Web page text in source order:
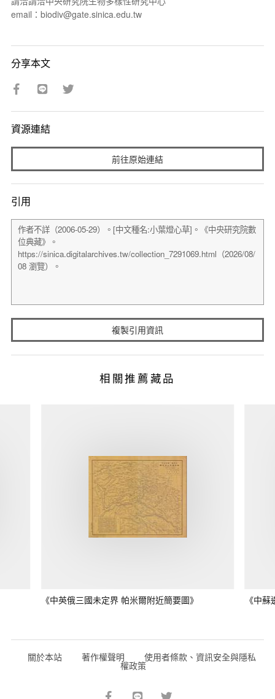
email：biodiv@gate.sinica.edu.tw
分享本文
資源連結
前往原始連結
引用
複製引用資訊
相關推薦藏品
《中英俄三國未定界 帕米爾附近簡要圖》 《中
關於本站 著作權聲明 使用者條款、資訊安全與隱私
權政策